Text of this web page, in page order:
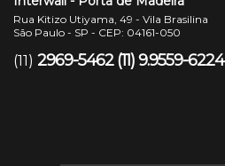
Rua Kitizo Utiyama, 49 - Vila Brasilina
São Paulo - SP - CEP: 04161-050
(11) 2969-5462 (11) 9.9559-6224